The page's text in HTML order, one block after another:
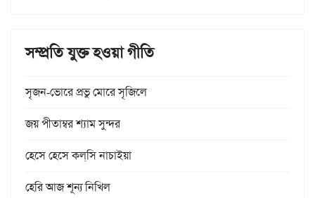
সম্প্রতি যুক্ত হওয়া গীতি
সৃজন-ভোরে প্রভু মোরে সৃজিলে
জয় পীতাম্বর শ্যাম সুন্দর
হেসে হেসে কল্‌সি নাচাইয়া
হেরি আজ শূন্য নিখিল